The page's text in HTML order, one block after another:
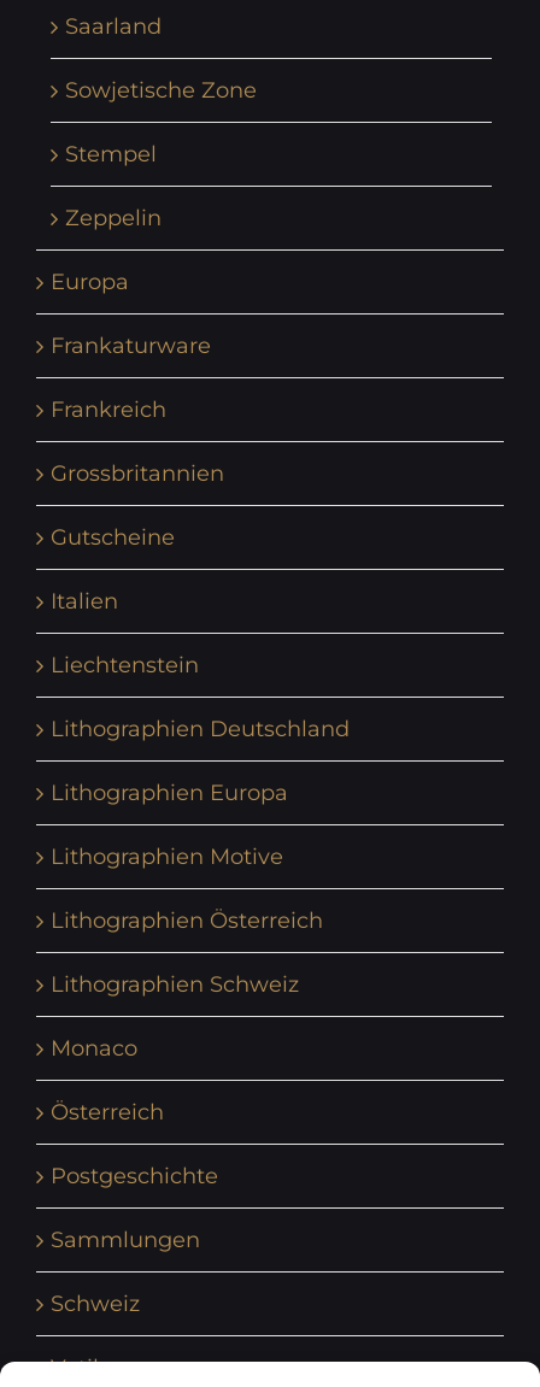
Saarland
Sowjetische Zone
Stempel
Zeppelin
Europa
Frankaturware
Frankreich
Grossbritannien
Gutscheine
Italien
Liechtenstein
Lithographien Deutschland
Lithographien Europa
Lithographien Motive
Lithographien Österreich
Lithographien Schweiz
Monaco
Österreich
Postgeschichte
Sammlungen
Schweiz
Vatikan